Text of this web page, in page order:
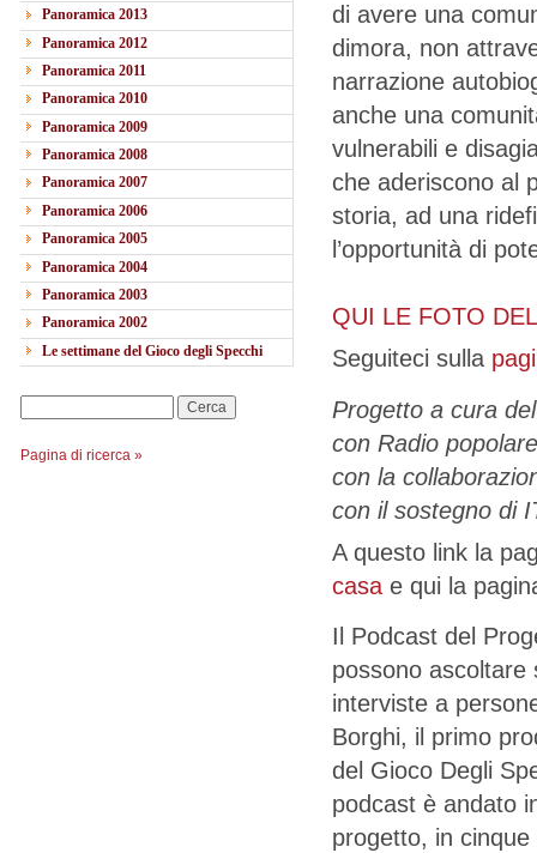
Panoramica 2013
Panoramica 2012
Panoramica 2011
Panoramica 2010
Panoramica 2009
Panoramica 2008
Panoramica 2007
Panoramica 2006
Panoramica 2005
Panoramica 2004
Panoramica 2003
Panoramica 2002
Le settimane del Gioco degli Specchi
Pagina di ricerca »
di avere una
dimora, non
narrazione
anche una
vulnerabili e
che aderiscono al
storia, ad una
l’opportunità di
QUI LE FOTO
Seguiteci sulla
Progetto a cura del
con Radio
con la
con il sostegno di
A questo link la
casa e qui la
Il Podcast del
possono
interviste a
Borghi, il primo
del Gioco Degli
podcast è andato
progetto, in